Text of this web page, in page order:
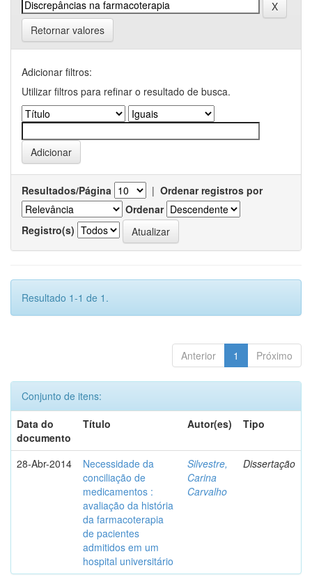
Retornar valores
Adicionar filtros:
Utilizar filtros para refinar o resultado de busca.
Resultados/Página | Ordenar registros por
Ordenar
Registro(s)
Resultado 1-1 de 1.
Anterior 1 Próximo
Conjunto de itens:
Data do
documento
Título Autor(es) Tipo
28-Abr-2014
Necessidade da
conciliação de
medicamentos :
avaliação da história
da farmacoterapia
de pacientes
admitidos em um
hospital universitário
Silvestre,
Carina
Carvalho
Dissertação